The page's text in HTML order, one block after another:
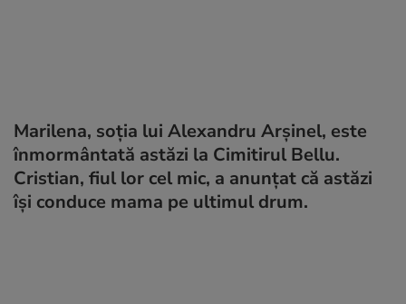
Marilena, soția lui Alexandru Arșinel, este
înmormântată astăzi la Cimitirul Bellu.
Cristian, fiul lor cel mic, a anunțat că astăzi
își conduce mama pe ultimul drum.